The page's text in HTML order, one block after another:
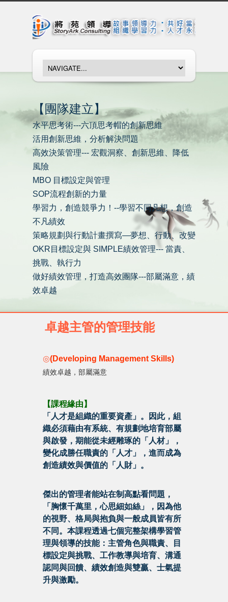
【團隊建立】
水平思考術---六頂思考帽的創新思維
活用創新思維，分析解決問題
高效決策管理--- 宏觀洞察、創新思維、降低
風險
MBO 目標設定與管理
SOP流程創新的力量
學習力，創造競爭力！--學習不同凡想，創造
不凡績效
策略規劃與行動計畫撰寫—夢想、行動、改變
OKR目標設定與 SIMPLE績效管理--- 當責、
挑戰、執行力
做好績效管理，打造高效團隊---部屬滿意，績
效卓越
卓越主管的管理技能
◎(Developing Management Skills)
績效卓越，部屬滿意
【課程緣由】
「人才是組織的重要資產」。因此，組
織必須藉由有系統、有規劃地培育部屬
與啟發，期能從未經雕琢的「人材」，
變化成勝任職責的「人才」，進而成為
創造績效與價值的「人財」。
傑出的管理者能站在制高點看問題，
「胸懷千萬里，心思細如絲」，因為他
的視野、格局與抱負與一般成員皆有所
不同。本課程透過七個完整架構學習管
理與領導的技能：主管角色與職責、目
標設定與挑戰、工作教導與培育、溝通
認同與回饋、績效創造與雙贏、士氣提
升與激勵。